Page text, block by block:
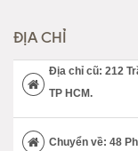
ĐỊA CHỈ
Địa chỉ cũ: 212
TP HCM.
Chuyển về: 48